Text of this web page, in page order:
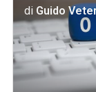
di Guido